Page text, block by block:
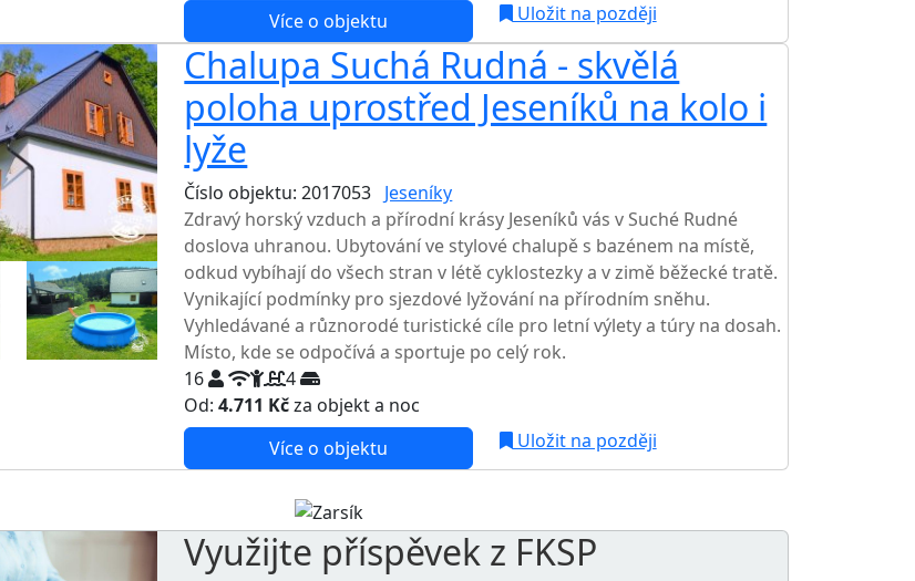
Více o objektu Uložit na později
Chalupa Suchá Rudná - skvělá
poloha uprostřed Jeseníků na kolo i
lyže
Číslo objektu: 2017053 Jeseníky
Zdravý horský vzduch a přírodní krásy Jeseníků vás v Suché Rudné
doslova uhranou. Ubytování ve stylové chalupě s bazénem na místě,
odkud vybíhají do všech stran v létě cyklostezky a v zimě běžecké tratě.
Vynikající podmínky pro sjezdové lyžování na přírodním sněhu.
Vyhledávané a různorodé turistické cíle pro letní výlety a túry na dosah.
Místo, kde se odpočívá a sportuje po celý rok.
16
4
Od:4.711 Kčza objekt a noc
Více o objektu
Uložit na později
Využijte příspěvek z FKSP